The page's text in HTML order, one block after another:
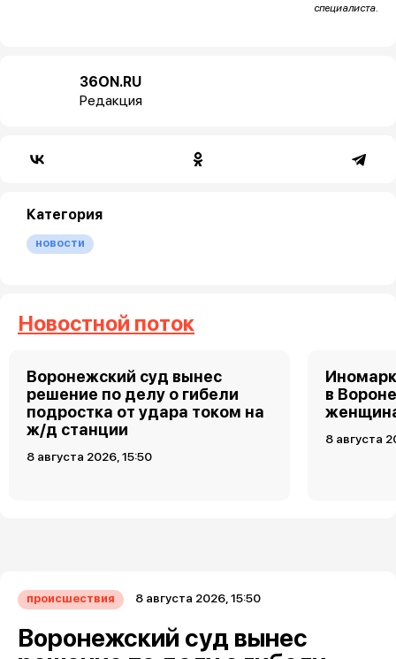
специалиста.
36ON.RU
Редакция
Категория
новости
Новостной поток
Воронежский суд вынес
решение по делу о гибели
подростка от удара током на
ж/д станции
8 августа 2026, 15:50
в
8 августа
происшествия 8 августа 2026, 15:50
Воронежский суд вынес